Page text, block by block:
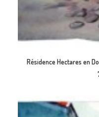
Résidence Hectares en